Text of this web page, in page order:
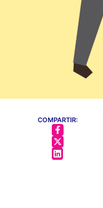
COMPARTIR: